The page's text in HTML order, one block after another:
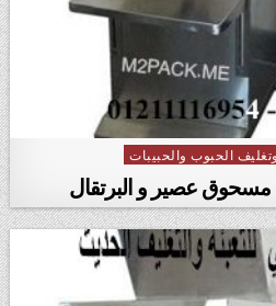
الحبوب والحبيبات
مسحوق عصير و البرتقال